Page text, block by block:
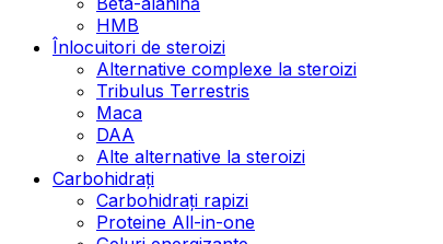
HMB
Înlocuitori de steroizi
Alternative complexe la steroizi
Tribulus Terrestris
Maca
DAA
Alte alternative la steroizi
Carbohidrați
Carbohidrați rapizi
Proteine All-in-one